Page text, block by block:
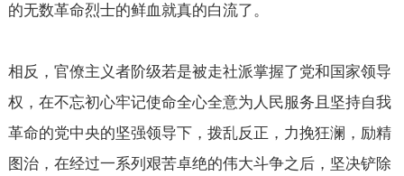
的无数革命烈士的鲜血就真的白流了。
相反，官僚主义者阶级若是被走社派掌握了党和国家领导
权，在不忘初心牢记使命全心全意为人民服务且坚持自我
革命的党中央的坚强领导下，拨乱反正，力挽狂澜，励精
图治，在经过一系列艰苦卓绝的伟大斗争之后，坚决铲除